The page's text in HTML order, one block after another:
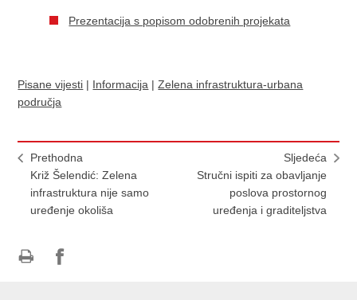
Prezentacija s popisom odobrenih projekata
Pisane vijesti | Informacija |Zelena infrastruktura-urbana
područja
Prethodna
Križ Šelendić: Zelena
infrastruktura nije samo
uređenje okoliša
Sljedeća
Stručni ispiti za obavljanje
poslova prostornog
uređenja i graditeljstva